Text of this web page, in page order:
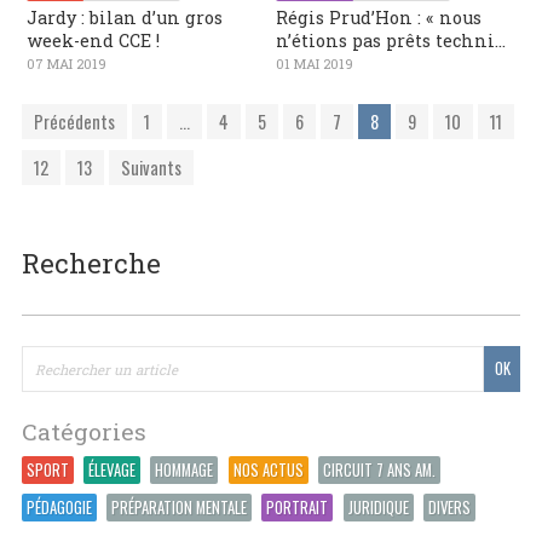
Jardy : bilan d’un gros
week-end CCE !
07 MAI 2019
Régis Prud’Hon : « nous
n’étions pas prêts techni...
01 MAI 2019
Précédents 1 ... 4 5 6 7 8 9 10
11
12
13 Suivants
Recherche
Catégories
SPORT ÉLEVAGE HOMMAGE NOS ACTUS
CIRCUIT 7 ANS AM.
PÉDAGOGIE
PRÉPARATION MENTALE PORTRAIT JURIDIQUE DIVERS